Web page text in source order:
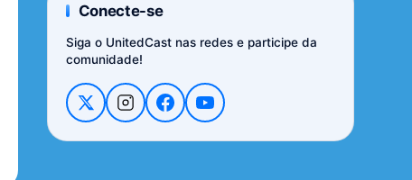
Conecte-se
Siga o UnitedCast nas redes e participe da
comunidade!